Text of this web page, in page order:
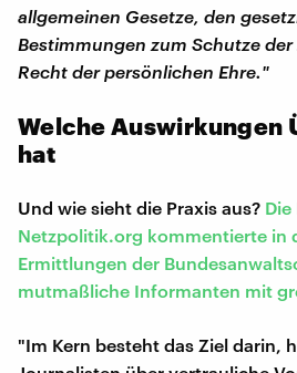
allgemeinen Gesetze, den
Bestimmungen zum Schutze
Recht der persönlichen Ehre."
Welche Auswirkungen
hat
Und wie sieht die Praxis aus?
Netzpolitik.org kommentierte in
Ermittlungen der
mutmaßliche Informanten mit
"Im Kern besteht das Ziel darin,